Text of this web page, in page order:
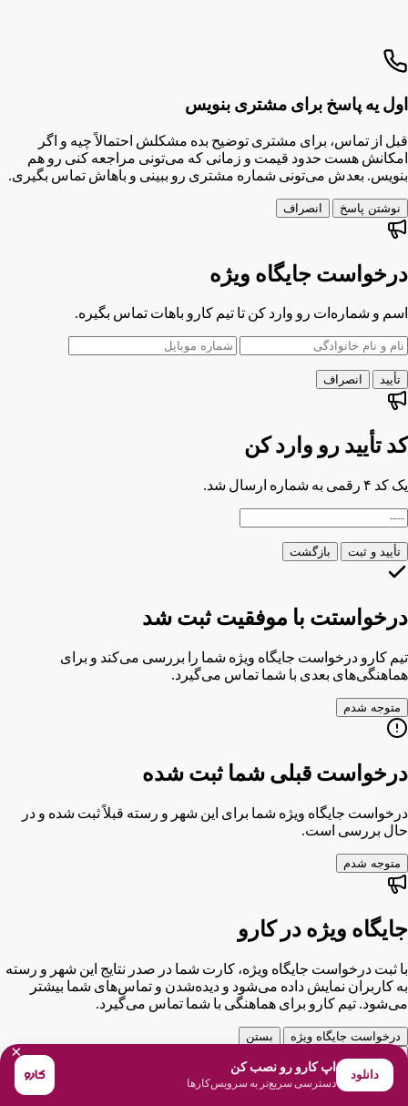
اول یه پاسخ برای مشتری بنویس
قبل از تماس، برای مشتری توضیح بده مشکلش احتمالاً چیه و اگر
امکانش هست حدود قیمت و زمانی که می‌تونی مراجعه کنی رو هم
بنویس. بعدش می‌تونی شماره مشتری رو ببینی و باهاش تماس بگیری.
نوشتن پاسخ انصراف
درخواست جایگاه ویژه
اسم و شماره‌ات رو وارد کن تا تیم کارو باهات تماس بگیره.
تأیید انصراف
کد تأیید رو وارد کن
یک کد ۴ رقمی به شماره ارسال شد.
تأیید و ثبت بازگشت
درخواستت با موفقیت ثبت شد
تیم کارو درخواست جایگاه ویژه شما را بررسی می‌کند و برای
هماهنگی‌های بعدی با شما تماس می‌گیرد.
متوجه شدم
درخواست قبلی شما ثبت شده
درخواست جایگاه ویژه شما برای این شهر و رسته قبلاً ثبت شده و در
حال بررسی است.
متوجه شدم
جایگاه ویژه در کارو
با ثبت درخواست جایگاه ویژه، کارت شما در صدر نتایج این شهر و رسته
به کاربران نمایش داده می‌شود و دیده‌شدن و تماس‌های شما بیشتر
می‌شود. تیم کارو برای هماهنگی با شما تماس می‌گیرد.
درخواست جایگاه ویژه بستن
×
دانلود
اپ کارو رو نصب کن
دسترسی سریع‌تر به سرویس‌کارها
انتخاب شهر